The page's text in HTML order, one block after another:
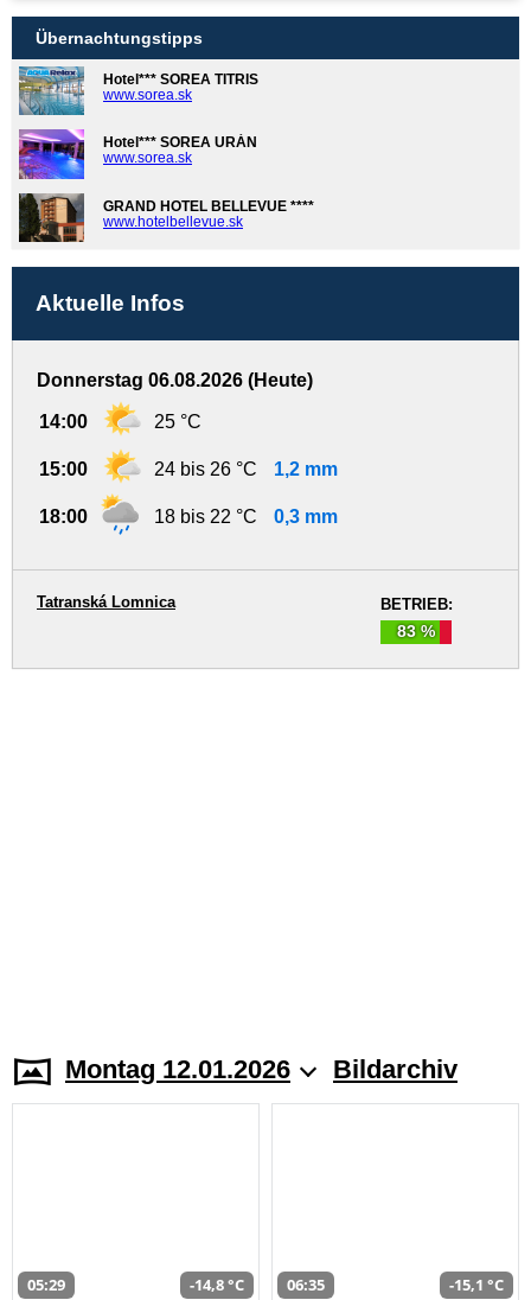
Übernachtungstipps
Hotel*** SOREA TITRIS
www.sorea.sk
Hotel*** SOREA URÁN
www.sorea.sk
GRAND HOTEL BELLEVUE ****
www.hotelbellevue.sk
Aktuelle Infos
Donnerstag 06.08.2026 (Heute)
14:00 25 °C
15:00 24 bis 26 °C 1,2 mm
18:00 18 bis 22 °C 0,3 mm
BETRIEB:
83 %
Tatranská Lomnica
Montag 12.01.2026 Bildarchiv
05:29 -14,8 °C 06:35 -15,1 °C